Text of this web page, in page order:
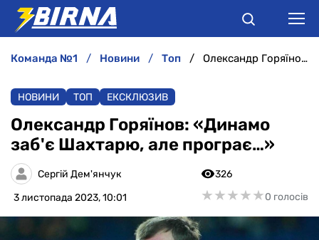
АНАЛІТИКА
ІНТЕРВ'Ю
РІЗНЕ
БУКМЕКЕРИ
команда №1 новини топ Олександр Горяїнов: «Динамо заб'є Шахтарю, але програє…»
НОВИНИ ТОП ЕКСКЛЮЗИВ
Олександр Горяїнов: «Динамо
заб'є Шахтарю, але програє…»
Сергій Дем'янчук
3 листопада 2023, 10:01
326
★★★★★
★★★★★0 голосів